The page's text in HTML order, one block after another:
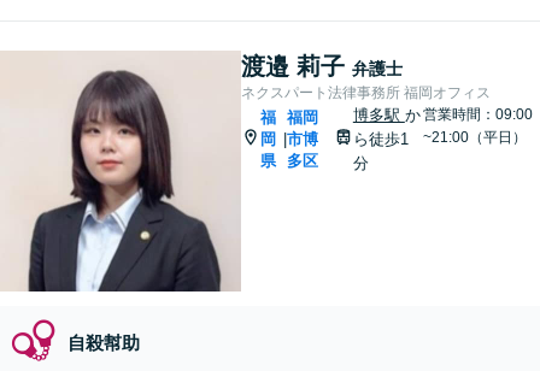
渡邉 莉子 弁護士
ネクスパート法律事務所 福岡オフィス
福
岡
県
|
福岡
市博
多区
博多駅 か
ら徒歩1
分
営業時間：09:00
~21:00（平日）
自殺幇助